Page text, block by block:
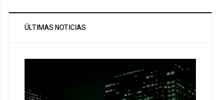
ÚLTIMAS NOTICIAS